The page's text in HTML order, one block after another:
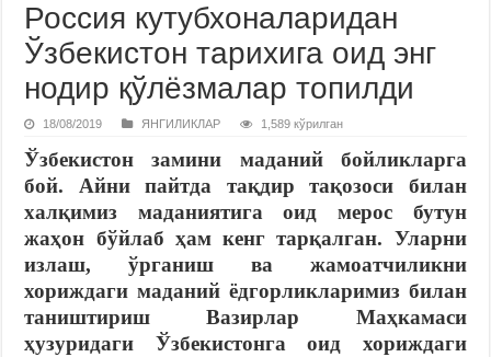
Россия кутубхоналаридан
Ўзбекистон тарихига оид энг
нодир қўлёзмалар топилди
18/08/2019 ЯНГИЛИКЛАР 1,589 кўрилган
Ўзбекистон замини маданий бойликларга
бой. Айни пайтда тақдир тақозоси билан
халқимиз маданиятига оид мерос бутун
жаҳон бўйлаб ҳам кенг тарқалган. Уларни
излаш, ўрганиш ва жамоатчиликни
хориждаги маданий ёдгорликларимиз билан
таништириш Вазирлар Маҳкамаси
ҳузуридаги Ўзбекистонга оид хориждаги